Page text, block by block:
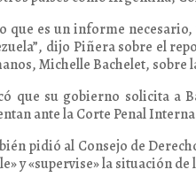
que es un informe
dijo Piñera sobre el
Michelle Bachelet, sobre
que su gobierno solicita a
ante la Corte Penal
pidió al Consejo de
y «supervise» la situación